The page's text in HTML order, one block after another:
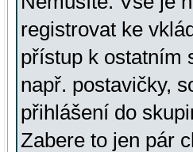
registrovat ke
přístup k ostatním
např. postavičky,
přihlášení do
Zabere to jen pár